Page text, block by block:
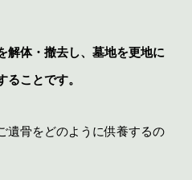
解体・撤去し、墓地を更地に
ることです。
遺骨をどのように供養するの